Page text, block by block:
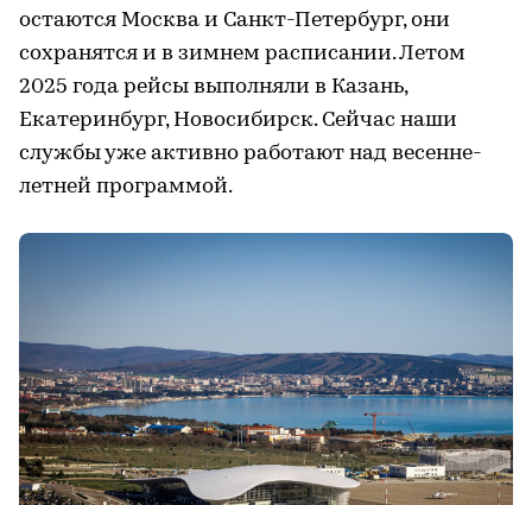
остаются Москва и Санкт-Петербург, они
сохранятся и в зимнем расписании. Летом
2025 года рейсы выполняли в Казань,
Екатеринбург, Новосибирск. Сейчас наши
службы уже активно работают над весенне-
летней программой.